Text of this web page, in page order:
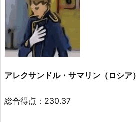
アレクサンドル・サマリン（ロシア）
総合得点：230.37